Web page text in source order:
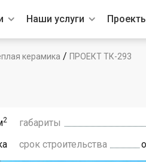
Наши услуги
керамика / ПРОЕКТ ТК-293
2 габариты
срок строительства